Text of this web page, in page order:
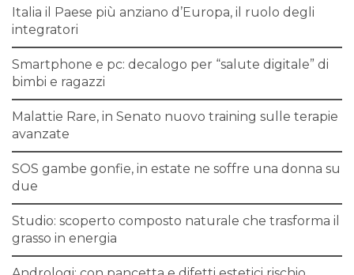
Italia il Paese più anziano d’Europa, il ruolo degli
integratori
Smartphone e pc: decalogo per “salute digitale” di
bimbi e ragazzi
Malattie Rare, in Senato nuovo training sulle terapie
avanzate
SOS gambe gonfie, in estate ne soffre una donna su
due
Studio: scoperto composto naturale che trasforma il
grasso in energia